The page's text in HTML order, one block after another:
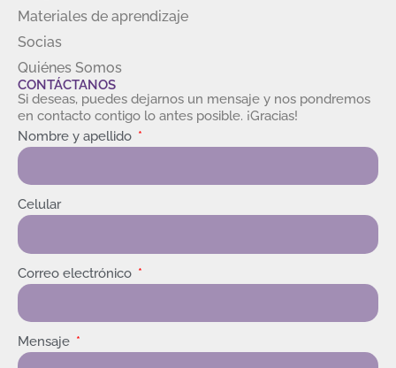
Materiales de aprendizaje
Socias
Quiénes Somos
CONTÁCTANOS
Si deseas, puedes dejarnos un mensaje y nos pondremos
en contacto contigo lo antes posible. ¡Gracias!
Nombre y apellido
Celular
Correo electrónico
Mensaje